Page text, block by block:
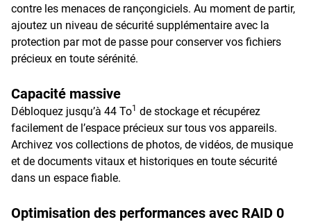
contre les menaces de rançongiciels. Au moment de partir,
ajoutez un niveau de sécurité supplémentaire avec la
protection par mot de passe pour conserver vos fichiers
précieux en toute sérénité.
Capacité massive
Débloquez jusqu’à 44 To1 de stockage et récupérez
facilement de l’espace précieux sur tous vos appareils.
Archivez vos collections de photos, de vidéos, de musique
et de documents vitaux et historiques en toute sécurité
dans un espace fiable.
Optimisation des performances avec RAID 0